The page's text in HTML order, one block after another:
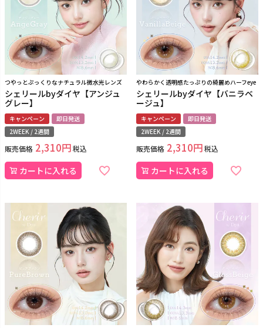
つやっとぷっくりなナチュラル微水光レンズ
シェリールbyダイヤ【アンジュ
グレー】
キャンペーン
即日発送
2WEEK / 2週間
販売価格 2,310 税込
カートに入れる
やわらかく透明感たっぷりの綺麗めハーフeye
シェリールbyダイヤ【バニラベ
ージュ】
キャンペーン
即日発送
2WEEK / 2週間
販売価格 2,310 税込
カートに入れる